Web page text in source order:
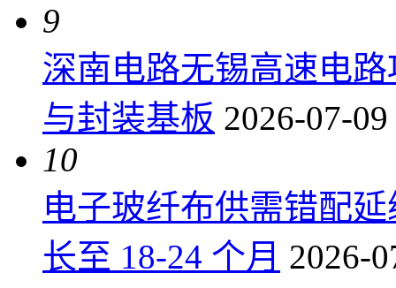
9
深南电路无锡高速电
与封装基板 2026-07-09
10
电子玻纤布供需错配
长至 18-24 个月 2026-